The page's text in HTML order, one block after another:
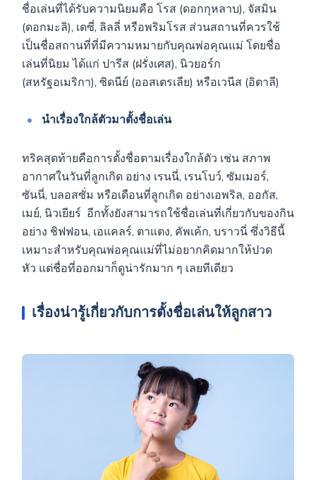
ชื่อเล่นที่ได้รับความนิยมคือ โรส (ดอกกุหลาบ), จัสมิน
(ดอกมะลิ), เดซี่, ลิลลี่ หรือพริมโรส ส่วนสถานที่ควรใช้
เป็นชื่อสถานที่ที่มีความหมายกับคุณพ่อคุณแม่ โดยชื่อ
เล่นที่นิยม ได้แก่ ปารีส (ฝรั่งเศส), นิวยอร์ก
(สหรัฐอเมริกา), ซิดนีย์ (ออสเตรเลีย) หรือเวนีส (อิตาลี)
นำเรื่องใกล้ตัวมาตั้งชื่อเล่น
ทริคสุดท้ายคือการตั้งชื่อตามเรื่องใกล้ตัว เช่น สภาพ
อากาศในวันที่ลูกเกิด อย่าง เรนนี่, เรนโบว์, ซัมเมอร์,
ซันนี่, บลอสซั่ม หรือเดือนที่ลูกเกิด อย่างเอพริล, ออกัส,
เมย์, นิวเยียร์ อีกทั้งยังสามารถใช้ชื่อเล่นที่เกี่ยวกับของกิน
อย่าง ชิฟฟอน, เอแคลร์, ตาแตง, คัพเค้ก, บราวนี่ ซึ่งวิธีนี้
เหมาะสำหรับคุณพ่อคุณแม่ที่ไม่อยากคิดมากให้ปวด
หัว แต่ชื่อที่ออกมาก็ดูน่ารักมาก ๆ เลยทีเดียว
เรื่องน่ารู้เกี่ยวกับการตั้งชื่อเล่นให้ลูกสาว